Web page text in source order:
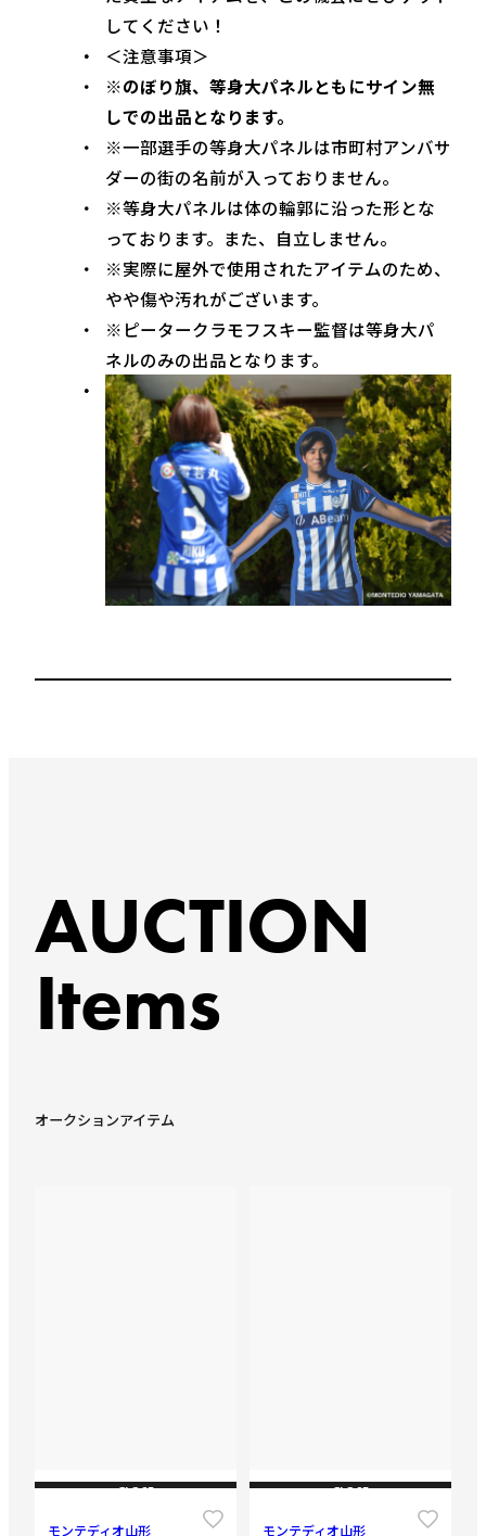
してください！
＜注意事項＞
※のぼり旗、等身大パネルともにサイン無
しでの出品となります。
※一部選手の等身大パネルは市町村アンバサ
ダーの街の名前が入っておりません。
※等身大パネルは体の輪郭に沿った形とな
っております。また、自立しません。
※実際に屋外で使用されたアイテムのため、
やや傷や汚れがございます。
※ピータークラモフスキー監督は等身大パ
ネルのみの出品となります。
AUCTION
Items
オークションアイテム
CLOSE
モンテディオ山形
CLOSE
モンテディオ山形